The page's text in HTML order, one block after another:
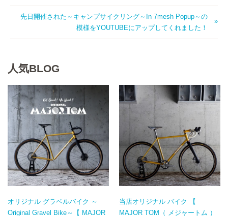
先日開催された～キャンプサイクリング～In 7mesh Popup～の
模様をYOUTUBEにアップしてくれました！
人気BLOG
オリジナル グラベルバイク ～
Original Gravel Bike～【 MAJOR
当店オリジナル バイク 【
MAJOR TOM（ メジャートム ）